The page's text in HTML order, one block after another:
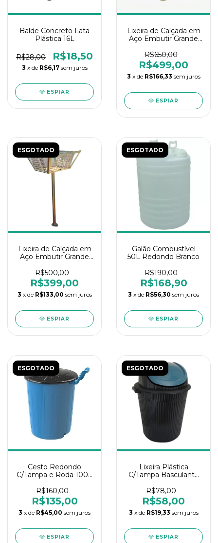
Balde Concreto Lata
Plástica 16L
R$28,00 R$18,50
3 x de R$6,17 sem juros
ESPIAR
Lixeira de Calçada em
Aço Embutir Grande
R$650,00
R$499,00
3 x de R$166,33 sem juros
ESPIAR
ESGOTADO
Lixeira de Calçada em
Aço Embutir Grande
R$500,00
R$399,00
3 x de R$133,00 sem juros
ESPIAR
ESGOTADO
Galão Combustível
50L Redondo Branco
R$190,00
R$168,90
3 x de R$56,30 sem juros
ESPIAR
ESGOTADO
Cesto Redondo
C/Tampa e Roda 100L
R$160,00
R$135,00
3 x de R$45,00 sem juros
ESPIAR
ESGOTADO
Lixeira Plástica
C/Tampa Basculante
R$78,00
R$58,00
3 x de R$19,33 sem juros
ESPIAR